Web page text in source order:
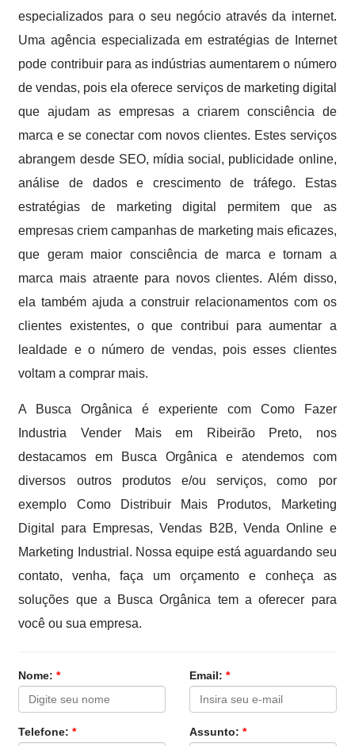
especializados para o seu negócio através da internet.
Uma agência especializada em estratégias de Internet
pode contribuir para as indústrias aumentarem o número
de vendas, pois ela oferece serviços de marketing digital
que ajudam as empresas a criarem consciência de
marca e se conectar com novos clientes. Estes serviços
abrangem desde SEO, mídia social, publicidade online,
análise de dados e crescimento de tráfego. Estas
estratégias de marketing digital permitem que as
empresas criem campanhas de marketing mais eficazes,
que geram maior consciência de marca e tornam a
marca mais atraente para novos clientes. Além disso,
ela também ajuda a construir relacionamentos com os
clientes existentes, o que contribui para aumentar a
lealdade e o número de vendas, pois esses clientes
voltam a comprar mais.
A Busca Orgânica é experiente com Como Fazer
Industria Vender Mais em Ribeirão Preto, nos
destacamos em Busca Orgânica e atendemos com
diversos outros produtos e/ou serviços, como por
exemplo Como Distribuir Mais Produtos, Marketing
Digital para Empresas, Vendas B2B, Venda Online e
Marketing Industrial. Nossa equipe está aguardando seu
contato, venha, faça um orçamento e conheça as
soluções que a Busca Orgânica tem a oferecer para
você ou sua empresa.
Nome:* Email: *
Telefone:* Assunto: *